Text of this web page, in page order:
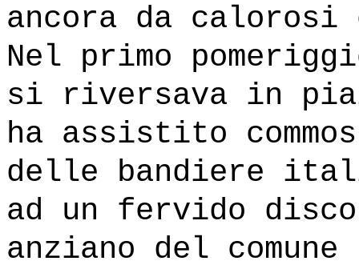
ancora da
Nel primo
si riversava in
ha assistito
delle bandiere
ad un fervido
anziano del